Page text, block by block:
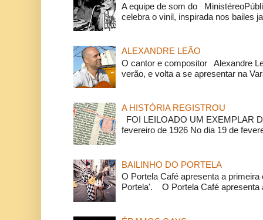
A equipe de som do
celebra o vinil, inspirada nos bailes
ALEXANDRE LEÃO
O cantor e compositor Alexandre
verão, e volta a se apresentar na
A HISTÓRIA REGISTROU
FOI LEILOADO UM EXEMPLAR
fevereiro de 1926 No dia 19 de
BAILINHO DO PORTELA
O Portela Café apresenta a
Portela'. O Portela Café apresenta